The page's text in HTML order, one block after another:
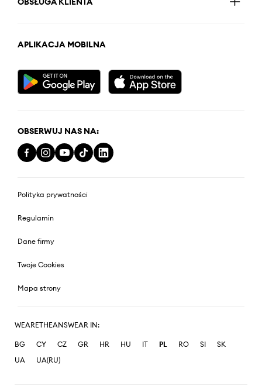
APLIKACJA MOBILNA
OBSERWUJ NAS NA:
Polityka prywatności
Regulamin
Dane firmy
Twoje Cookies
Mapa strony
WEARETHEANSWEAR IN:
BG CY CZ GR HR HU IT PL RO SI
SK
UA
UA(RU)